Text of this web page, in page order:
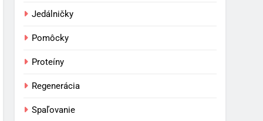
Jedálničky
Pomôcky
Proteíny
Regenerácia
Spaľovanie